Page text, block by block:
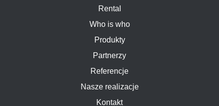
Rental
Who is who
Produkty
Partnerzy
Referencje
Nasze realizacje
Kontakt